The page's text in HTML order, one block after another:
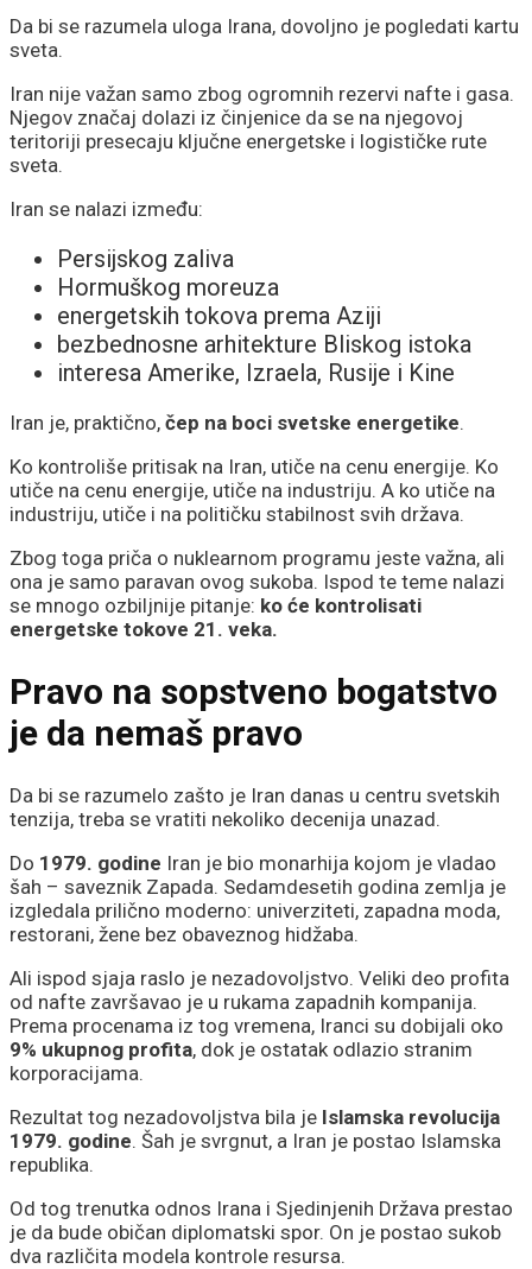
Da bi se razumela uloga Irana, dovoljno je pogledati kartu
sveta.
Iran nije važan samo zbog ogromnih rezervi nafte i gasa.
Njegov značaj dolazi iz činjenice da se na njegovoj
teritoriji presecaju ključne energetske i logističke rute
sveta.
Iran se nalazi između:
Persijskog zaliva
Hormuškog moreuza
energetskih tokova prema Aziji
bezbednosne arhitekture Bliskog istoka
interesa Amerike, Izraela, Rusije i Kine
Iran je, praktično, čep na boci svetske energetike.
Ko kontroliše pritisak na Iran, utiče na cenu energije. Ko
utiče na cenu energije, utiče na industriju. A ko utiče na
industriju, utiče i na političku stabilnost svih država.
Zbog toga priča o nuklearnom programu jeste važna, ali
ona je samo paravan ovog sukoba. Ispod te teme nalazi
se mnogo ozbiljnije pitanje: ko će kontrolisati
energetske tokove 21. veka.
Pravo na sopstveno bogatstvo
je da nemaš pravo
Da bi se razumelo zašto je Iran danas u centru svetskih
tenzija, treba se vratiti nekoliko decenija unazad.
Do 1979. godine Iran je bio monarhija kojom je vladao
šah – saveznik Zapada. Sedamdesetih godina zemlja je
izgledala prilično moderno: univerziteti, zapadna moda,
restorani, žene bez obaveznog hidžaba.
Ali ispod sjaja raslo je nezadovoljstvo. Veliki deo profita
od nafte završavao je u rukama zapadnih kompanija.
Prema procenama iz tog vremena, Iranci su dobijali oko
9% ukupnog profita, dok je ostatak odlazio stranim
korporacijama.
Rezultat tog nezadovoljstva bila je Islamska revolucija
1979. godine. Šah je svrgnut, a Iran je postao Islamska
republika.
Od tog trenutka odnos Irana i Sjedinjenih Država prestao
je da bude običan diplomatski spor. On je postao sukob
dva različita modela kontrole resursa.